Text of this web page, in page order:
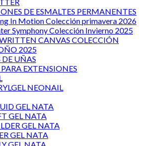
DE ESMALTES PERMANENTES
In Motion Colección primavera 2026
Symphony Colección Invierno 2025
CANVAS COLECCIÓN
2025
DE UÑAS
EXTENSIONES
NEONAIL
GEL NATA
GEL NATA
GEL NATA
GEL NATA